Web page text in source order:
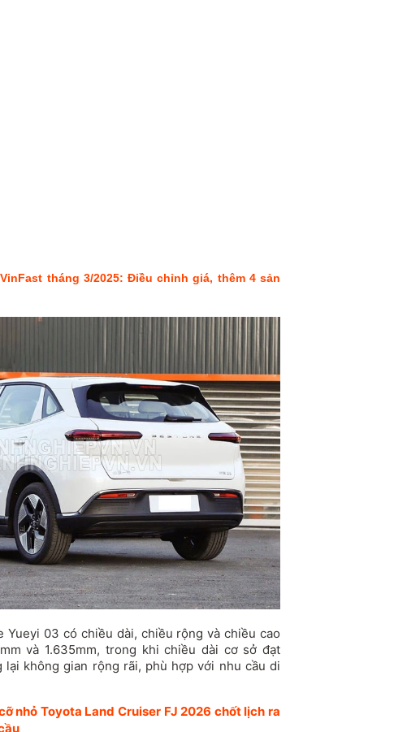
tháng 3/2025: Điều chỉnh giá, thêm 4 sản
Yueyi 03 có chiều dài, chiều rộng và chiều cao
và 1.635mm, trong khi chiều dài cơ sở đạt
lại không gian rộng rãi, phù hợp với nhu cầu di
nhỏ Toyota Land Cruiser FJ 2026 chốt lịch ra